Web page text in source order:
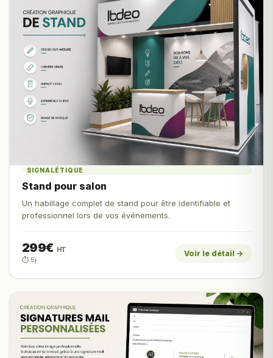
SIGNALÉTIQUE
Stand pour salon
Un habillage complet de stand pour être identifiable et
professionnel lors de vos événements.
299€ HT
⏱️ 5j
Voir le détail →